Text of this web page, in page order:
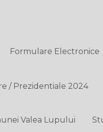
Formulare Electronice
/ Prezidentiale 2024
Valea Lupului